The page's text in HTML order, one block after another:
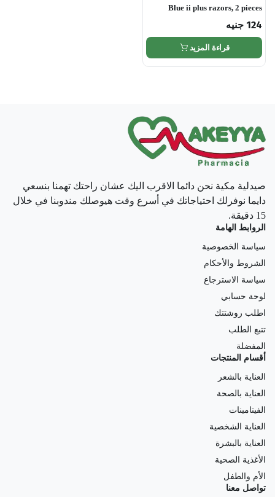
Blue ii plus razors, 2 pieces
124 جنيه
قراءة المزيد
صيدلية مكية نحن دائما الاقرب اليك عشان راحتك تهمنا بنسعي
دايما نوفرلك احتياجاتك في أسرع وقت هيوصلك مندوبنا في خلال
15 دقيقة.
الروابط الهامة
سياسة الخصوصية
الشروط والأحكام
سياسة الاسترجاع
لوحة حسابي
اطلب روشتتك
تتبع الطلب
المفضلة
أقسام المنتجات
العناية بالشعر
العناية بالصحة
الفيتامينات
العناية الشخصية
العناية بالبشرة
الأغذية الصحية
الأم والطفل
تواصل معنا